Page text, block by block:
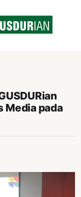
Media pada